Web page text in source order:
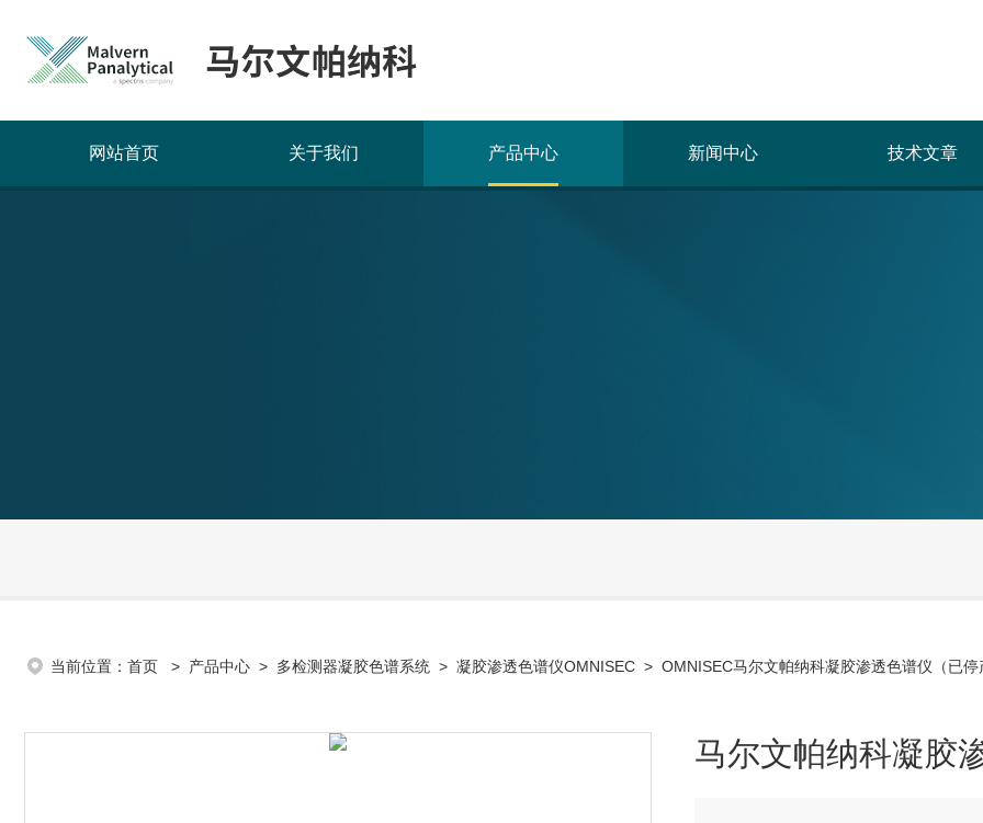
网站首页 关于我们 产品中心 新闻中心 技术文章
当前位置： 首页 > 产品中心 > 多检测器凝胶色谱系统 > 凝胶渗透色谱仪OMNISEC > OMNISEC马尔文帕纳科凝胶渗透色谱仪（已停
马尔文帕纳科凝胶